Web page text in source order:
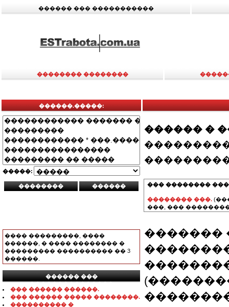
������ ��� �����������
�������� ��������
������.�����:
�����:
���� ���������, ����
������, � ���� �������� �
��������� ���������� �� 3
������.
������ ���
���������������
��� ������ ������.
��� ������ ����� ��������.
���������� �
������ �
��� ��������
�������� ���.
���, ���
�������